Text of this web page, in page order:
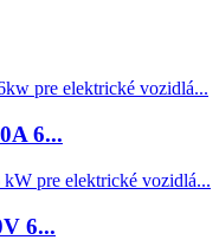
6...
6...